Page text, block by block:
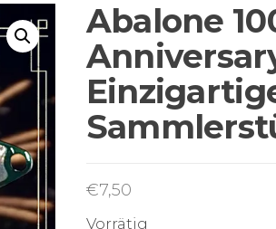
Abalone
€7,50
Vorrätig